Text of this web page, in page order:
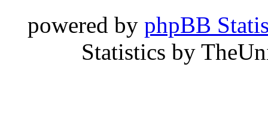
powered by phpBB
Statistics by